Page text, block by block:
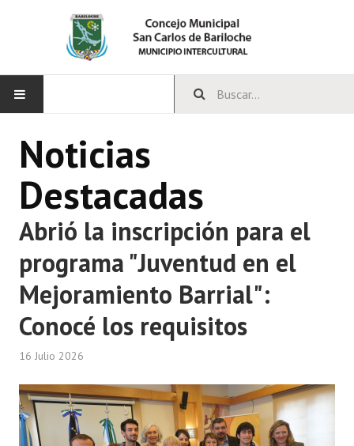
CONCEJO
Bloques Políticos
Integrantes del Concejo
Comisiones Permanentes
Comisiones Especiales
Concejales Mandato Cumplido
LEGISLACIÓN
Constitución Nacional
Noticias
Destacadas
Abrió la inscripción para el
programa "Juventud en el
Mejoramiento Barrial":
Conocé los requisitos
16 Julio 2026